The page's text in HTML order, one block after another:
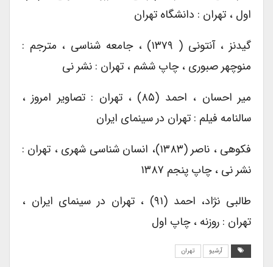
اول ، تهران : دانشگاه تهران
گیدنز ، آنتونی ( ۱۳۷۹) ، جامعه شناسی ، مترجم :
منوچهر صبوری ، چاپ ششم ، تهران : نشر نی
میر احسان ، احمد (۸۵) ، تهران : تصاویر امروز ،
سالنامه فیلم : تهران در سینمای ایران
فکوهی ، ناصر (۱۳۸۳)، انسان شناسی شهری ، تهران :
نشر نی ، چاپ پنجم ۱۳۸۷
طالبی نژاد، احمد (۹۱) ، تهران در سینمای ایران ،
تهران : روزنه ، چاپ اول
آرشیو تهران